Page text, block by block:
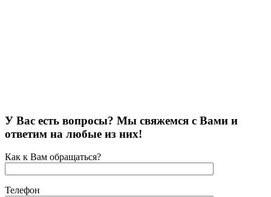
У Вас есть вопросы? Мы свяжемся с Вами и
ответим на любые из них!
Как к Вам обращаться?
Телефон